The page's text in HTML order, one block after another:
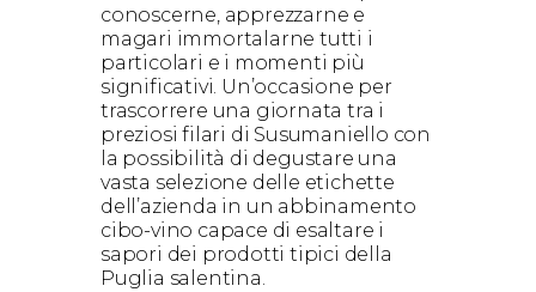
conoscerne, apprezzarne e
magari immortalarne tutti i
particolari e i momenti più
significativi. Un’occasione per
trascorrere una giornata tra i
preziosi filari di Susumaniello con
la possibilità di degustare una
vasta selezione delle etichette
dell’azienda in un abbinamento
cibo-vino capace di esaltare i
sapori dei prodotti tipici della
Puglia salentina.